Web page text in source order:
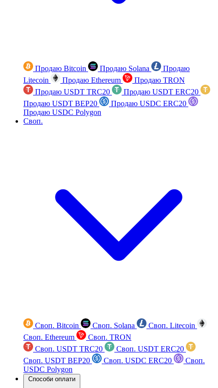
Продаю Bitcoin Продаю Solana
Продаю
Litecoin
Продаю Ethereum
Продаю TRON
Продаю USDT TRC20
Продаю USDT ERC20
Продаю USDT BEP20
Продаю USDC ERC20
Продаю USDC Polygon
Своп.
Своп. Bitcoin Своп. Solana
Своп. Litecoin
Своп. Ethereum
Своп. TRON
Своп. USDT TRC20
Своп. USDT ERC20
Своп. USDT BEP20
Своп. USDC ERC20
Своп.
USDC Polygon
Способи оплати